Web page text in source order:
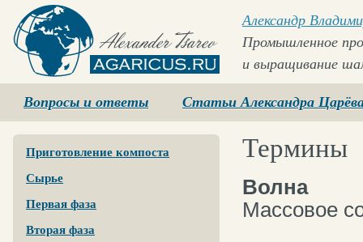
Agaricus.ru
Александр
Промышленное
и выращивание
Вопросы и ответы Статьи Александра
Приготовление компоста
Сырье
Первая фаза
Вторая фаза
Термины
Волна
Массовое